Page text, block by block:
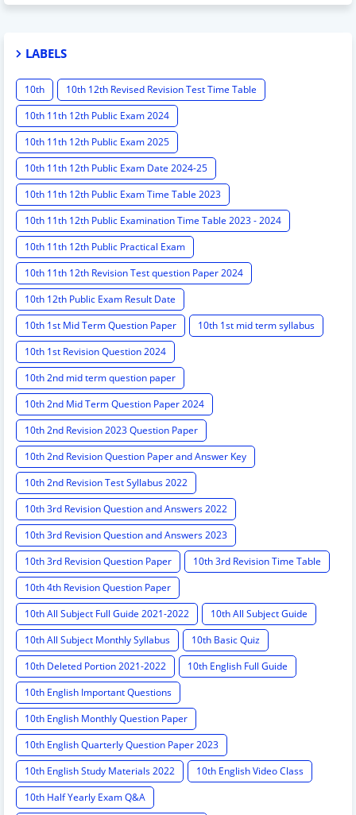
LABELS
10th
10th 12th Revised Revision Test Time Table
10th 11th 12th Public Exam 2024
10th 11th 12th Public Exam 2025
10th 11th 12th Public Exam Date 2024-25
10th 11th 12th Public Exam Time Table 2023
10th 11th 12th Public Examination Time Table 2023 - 2024
10th 11th 12th Public Practical Exam
10th 11th 12th Revision Test question Paper 2024
10th 12th Public Exam Result Date
10th 1st Mid Term Question Paper
10th 1st mid term syllabus
10th 1st Revision Question 2024
10th 2nd mid term question paper
10th 2nd Mid Term Question Paper 2024
10th 2nd Revision 2023 Question Paper
10th 2nd Revision Question Paper and Answer Key
10th 2nd Revision Test Syllabus 2022
10th 3rd Revision Question and Answers 2022
10th 3rd Revision Question and Answers 2023
10th 3rd Revision Question Paper
10th 3rd Revision Time Table
10th 4th Revision Question Paper
10th All Subject Full Guide 2021-2022
10th All Subject Guide
10th All Subject Monthly Syllabus
10th Basic Quiz
10th Deleted Portion 2021-2022
10th English Full Guide
10th English Important Questions
10th English Monthly Question Paper
10th English Quarterly Question Paper 2023
10th English Study Materials 2022
10th English Video Class
10th Half Yearly Exam Q&A